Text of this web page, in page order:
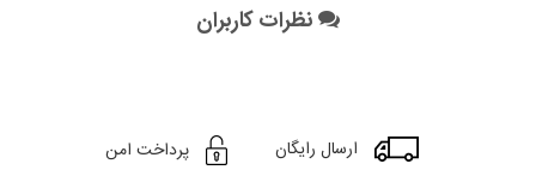
نظرات کاربران
ارسال رایگان پرداخت امن